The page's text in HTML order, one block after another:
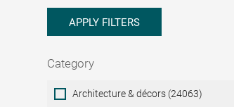
APPLY FILTERS
Category
Category
Architecture & décors (24063)